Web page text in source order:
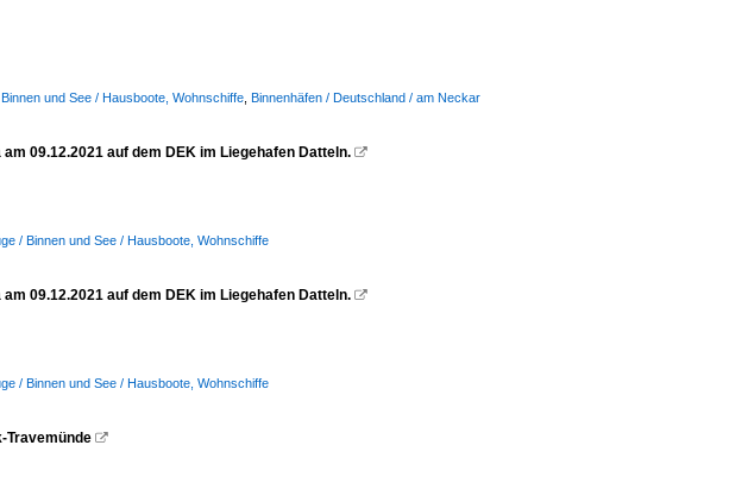
und See / Hausboote, Wohnschiffe Binnenhäfen / Deutschland / am Neckar
09.12.2021 auf dem DEK im Liegehafen Datteln. 
/ Binnen und See / Hausboote, Wohnschiffe
09.12.2021 auf dem DEK im Liegehafen Datteln. 
/ Binnen und See / Hausboote, Wohnschiffe
Travemünde 